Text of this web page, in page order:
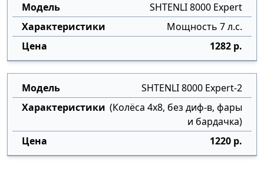
SHTENLI 8000 Expert
Мощность 7 л.с.
1282 р.
SHTENLI 8000 Expert-2
(Колёса 4х8, без диф-в, фары
и бардачка)
1220 р.